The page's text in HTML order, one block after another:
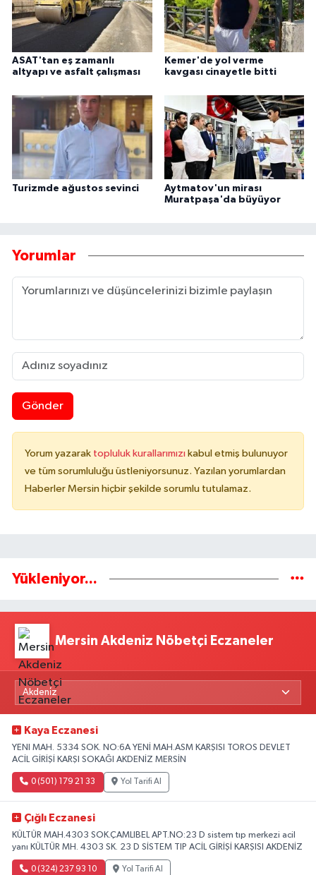
ASAT'tan eş zamanlı
altyapı ve asfalt çalışması
Kemer'de yol verme
kavgası cinayetle bitti
Turizmde ağustos sevinci
Aytmatov'un mirası
Muratpaşa'da büyüyor
Yorumlar
Gönder
Yorum yazarak topluluk kurallarımızı kabul etmiş bulunuyor
ve tüm sorumluluğu üstleniyorsunuz. Yazılan yorumlardan
Haberler Mersin hiçbir şekilde sorumlu tutulamaz.
Yükleniyor...
Mersin Akdeniz Nöbetçi Eczaneler
Kaya Eczanesi
YENI MAH. 5334 SOK. NO:6A YENİ MAH.ASM KARŞISI TOROS DEVLET
ACİL GİRİŞİ KARŞI SOKAĞI AKDENİZ MERSİN
0 (501) 179 21 33 Yol Tarifi Al
Çığlı Eczanesi
KÜLTÜR MAH.4303 SOK.ÇAMLIBEL APT.NO:23 D sistem tıp merkezi acil
yanı KÜLTÜR MH. 4303 SK. 23 D SİSTEM TIP ACİL GİRİŞİ KARŞISI AKDENİZ
0 (324) 237 93 10 Yol Tarifi Al